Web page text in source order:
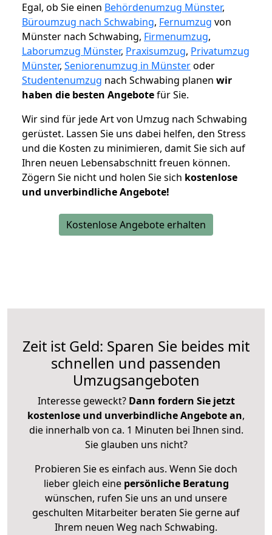
Egal, ob Sie einen Behördenumzug Münster,
Büroumzug nach Schwabing, Fernumzug von
Münster nach Schwabing, Firmenumzug,
Laborumzug Münster, Praxisumzug, Privatumzug
Münster, Seniorenumzug in Münsteroder
Studentenumzug nach Schwabing planen wir
haben die besten Angebotefür Sie.
Wir sind für jede Art von Umzug nach Schwabing
gerüstet. Lassen Sie uns dabei helfen, den Stress
und die Kosten zu minimieren, damit Sie sich auf
Ihren neuen Lebensabschnitt freuen können.
Zögern Sie nicht und holen Sie sich kostenlose
und unverbindliche Angebote!
Kostenlose Angebote erhalten
Zeit ist Geld: Sparen Sie beides mit
schnellen und passenden
Umzugsangeboten
Interesse geweckt? Dann fordern Sie jetzt
kostenlose und unverbindliche Angebote an,
die innerhalb von ca. 1 Minuten bei Ihnen sind.
Sie glauben uns nicht?
Probieren Sie es einfach aus. Wenn Sie doch
lieber gleich eine persönliche Beratung
wünschen, rufen Sie uns an und unsere
geschulten Mitarbeiter beraten Sie gerne auf
Ihrem neuen Weg nach Schwabing.